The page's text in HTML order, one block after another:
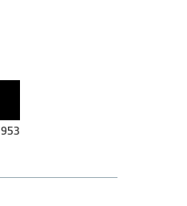
953